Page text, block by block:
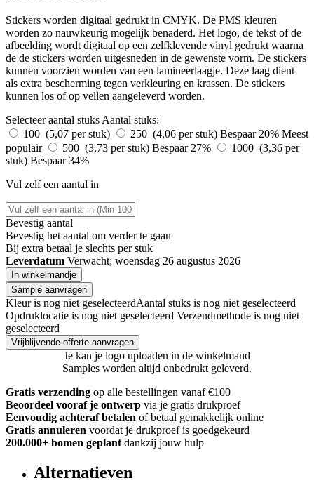
Stickers worden digitaal gedrukt in CMYK. De PMS kleuren
worden zo nauwkeurig mogelijk benaderd. Het logo, de tekst of de
afbeelding wordt digitaal op een zelfklevende vinyl gedrukt waarna
de de stickers worden uitgesneden in de gewenste vorm. De stickers
kunnen voorzien worden van een lamineerlaagje. Deze laag dient
als extra bescherming tegen verkleuring en krassen. De stickers
kunnen los of op vellen aangeleverd worden.
Selecteer aantal stuksAantal stuks:
100 (5,07 per stuk)
250 (4,06 per stuk) Bespaar 20% Meest
populair
500 (3,73 per stuk) Bespaar 27%
1000 (3,36 per
stuk) Bespaar 34%
Vul zelf een aantal in
Bevestig aantal
Bevestig het aantal om verder te gaan
Bij extra betaal je slechts per stuk
Leverdatum Verwacht; woensdag 26 augustus 2026
In winkelmandje
Sample aanvragen
Kleur is nog niet geselecteerdAantal stuks is nog niet geselecteerd
Opdruklocatie is nog niet geselecteerd Verzendmethode is nog niet
geselecteerd
Vrijblijvende offerte aanvragen
Je kan je logo uploaden in de winkelmand
Samples worden altijd onbedrukt geleverd.
Gratis verzending op alle bestellingen vanaf €100
Beoordeel vooraf je ontwerp via je gratis drukproef
Eenvoudig achteraf betalen of betaal gemakkelijk online
Gratis annuleren voordat je drukproef is goedgekeurd
200.000+ bomen geplant dankzij jouw hulp
Alternatieven